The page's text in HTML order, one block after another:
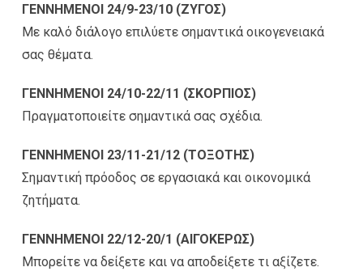
ΓΕΝΝΗΜΕΝΟΙ 24/9-23/10 (ΖΥΓΟΣ)
Με καλό διάλογο επιλύετε σημαντικά οικογενειακά
σας θέματα.
ΓΕΝΝΗΜΕΝΟΙ 24/10-22/11 (ΣΚΟΡΠΙΟΣ)
Πραγματοποιείτε σημαντικά σας σχέδια.
ΓΕΝΝΗΜΕΝΟΙ 23/11-21/12 (ΤΟΞΟΤΗΣ)
Σημαντική πρόοδος σε εργασιακά και οικονομικά
ζητήματα.
ΓΕΝΝΗΜΕΝΟΙ 22/12-20/1 (ΑΙΓΟΚΕΡΩΣ)
Μπορείτε να δείξετε και να αποδείξετε τι αξίζετε.